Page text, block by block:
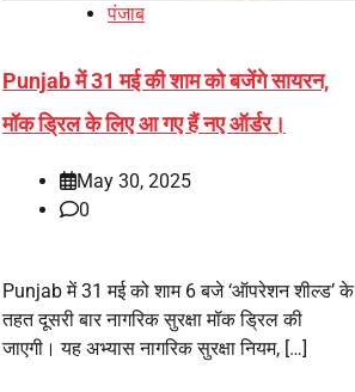
पंजाब
Punjab में 31 मई की शाम को बजेंगे सायरन,
मॉक ड्रिल के लिए आ गए हैं नए ऑर्डर।
May 30, 2025
0
Punjab में 31 मई को शाम 6 बजे ‘ऑपरेशन शील्ड’ के
तहत दूसरी बार नागरिक सुरक्षा मॉक ड्रिल की
जाएगी। यह अभ्यास नागरिक सुरक्षा नियम, […]